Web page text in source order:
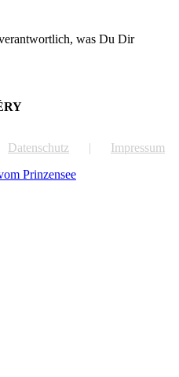
was Du Dir
Datenschutz
Impressum
Prinzensee